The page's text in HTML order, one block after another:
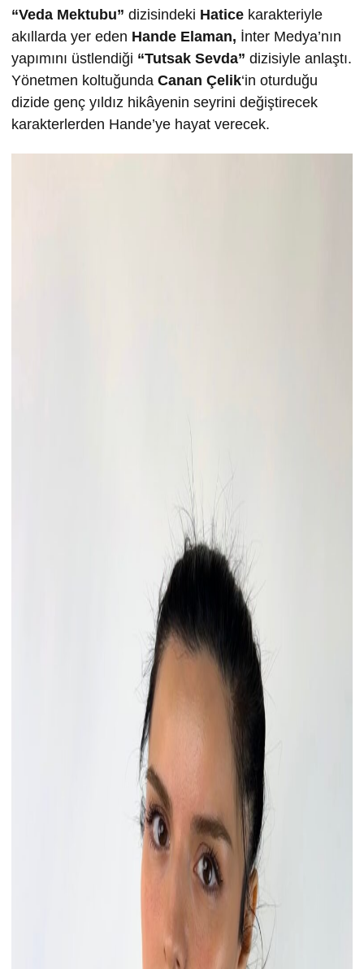
“Veda Mektubu” dizisindeki Hatice karakteriyle
akıllarda yer eden Hande Elaman, İnter Medya’nın
yapımını üstlendiği “Tutsak Sevda” dizisiyle anlaştı.
Yönetmen koltuğunda Canan Çelik‘in oturduğu
dizide genç yıldız hikâyenin seyrini değiştirecek
karakterlerden Hande’ye hayat verecek.